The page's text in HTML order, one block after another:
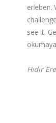
erleben.
see it.
Hıdır